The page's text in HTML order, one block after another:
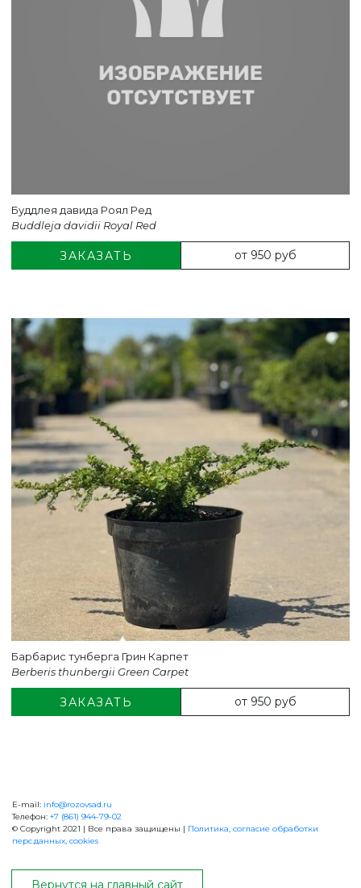
+7 (861) 944-79-02
Буддлея давида Роял Ред
Buddleja davidii Royal Red
ЗАКАЗАТЬ от 950 руб
Барбарис тунберга Грин Карпет
Berberis thunbergii Green Carpet
ЗАКАЗАТЬ от 950 руб
E-mail: info@rozovsad.ru
Телефон: +7 (861) 944-79-02
© Copyright 2021 | Все права защищены | Политика, согласие обработки
перс.данных, cookies
Вернутся на главный сайт